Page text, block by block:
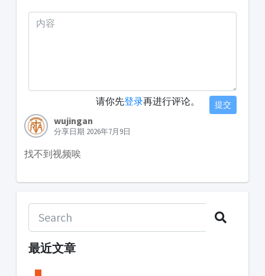
请你先登录再进行评论。 提交
wujingan
分享日期 2026年7月9日
找不到视频唉
最近文章